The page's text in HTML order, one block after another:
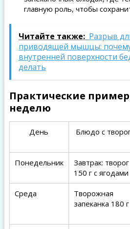
главную роль, чтобы
Читайте также: Разрыв
приводящей мышцы:
внутренней поверхности
делать
Практические
неделю
День Блюдо с
Понедельник
Завтрак: творог
150 г с ягодами
Среда
Творожная
запеканка 180 г